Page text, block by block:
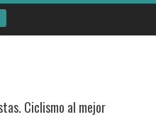
Ciclismo al mejor